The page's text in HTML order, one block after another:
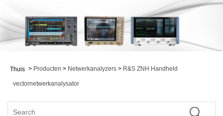
Thuis > Producten > Netwerkanalyzers > R&S ZNH Handheld
vectornetwerkanalysator